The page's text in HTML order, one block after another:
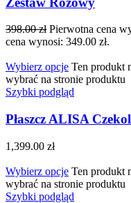
398.00zł Pierwotna cena
cena wynosi: 349.00 zł.
Wybierz opcje Ten produkt
wybrać na stronie produktu
Szybki podgląd
Płaszcz ALISA
1,399.00 zł
Wybierz opcje Ten produkt
wybrać na stronie produktu
Szybki podgląd